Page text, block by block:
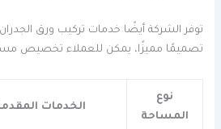
تصميمًا مميزًا، يمكن للعملاء تخصيص
نوع
المساحة
الخدمات